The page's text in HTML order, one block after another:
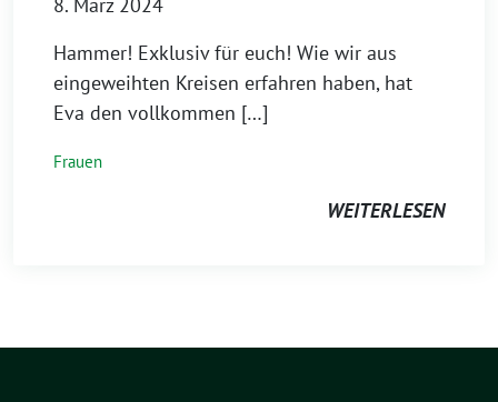
Hammer! Exklusiv für euch! Wie wir aus
eingeweihten Kreisen erfahren haben, hat
Eva den vollkommen […]
Frauen
WEITERLESEN